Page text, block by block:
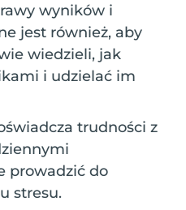
wyników i
jest również, aby
wiedzieli, jak
i udzielać im
trudności z
prowadzić do
stresu.